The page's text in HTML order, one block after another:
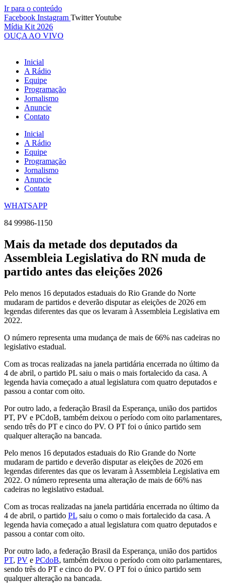
Ir para o conteúdo
Facebook Instagram TwitterYoutube
Mídia Kit 2026
OUÇA AO VIVO
Inicial
A Rádio
Equipe
Programação
Jornalismo
Anuncie
Contato
Inicial
A Rádio
Equipe
Programação
Jornalismo
Anuncie
Contato
WHATSAPP
84 99986-1150
Mais da metade dos deputados da
Assembleia Legislativa do RN muda de
partido antes das eleições 2026
Pelo menos 16 deputados estaduais do Rio Grande do Norte
mudaram de partidos e deverão disputar as eleições de 2026 em
legendas diferentes das que os levaram à Assembleia Legislativa em
2022.
O número representa uma mudança de mais de 66% nas cadeiras no
legislativo estadual.
Com as trocas realizadas na janela partidária encerrada no último da
4 de abril, o partido PL saiu o mais o mais fortalecido da casa. A
legenda havia começado a atual legislatura com quatro deputados e
passou a contar com oito.
Por outro lado, a federação Brasil da Esperança, união dos partidos
PT, PV e PCdoB, também deixou o período com oito parlamentares,
sendo três do PT e cinco do PV. O PT foi o único partido sem
qualquer alteração na bancada.
Pelo menos 16 deputados estaduais do Rio Grande do Norte
mudaram de partido e deverão disputar as eleições de 2026 em
legendas diferentes das que os levaram à Assembleia Legislativa em
2022. O número representa uma alteração de mais de 66% nas
cadeiras no legislativo estadual.
Com as trocas realizadas na janela partidária encerrada no último da
4 de abril, o partido PL saiu o como o mais fortalecido da casa. A
legenda havia começado a atual legislatura com quatro deputados e
passou a contar com oito.
Por outro lado, a federação Brasil da Esperança, união dos partidos
PT, PV e PCdoB, também deixou o período com oito parlamentares,
sendo três do PT e cinco do PV. O PT foi o único partido sem
qualquer alteração na bancada.